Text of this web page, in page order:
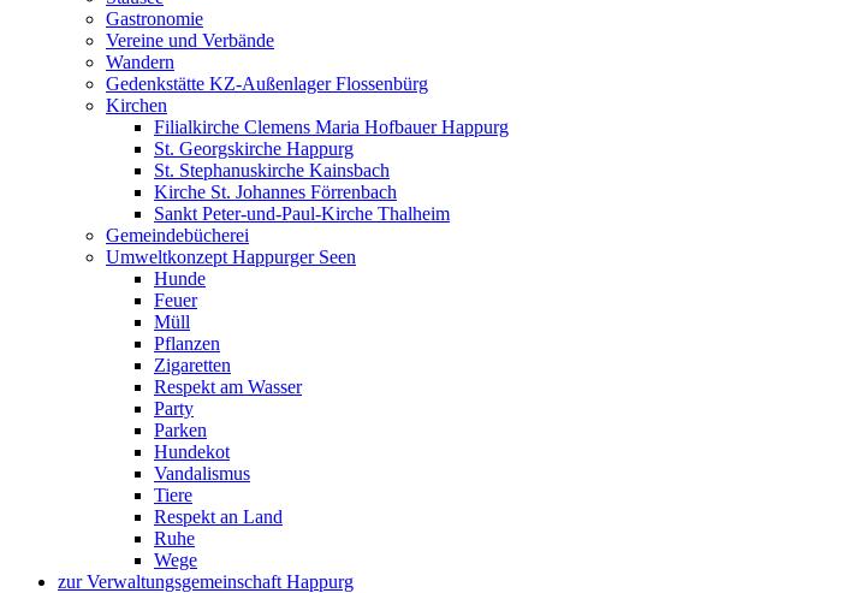
Gastronomie
Vereine und Verbände
Wandern
Gedenkstätte KZ-Außenlager Flossenbürg
Kirchen
Filialkirche Clemens Maria Hofbauer Happurg
St. Georgskirche Happurg
St. Stephanuskirche Kainsbach
Kirche St. Johannes Förrenbach
Sankt Peter-und-Paul-Kirche Thalheim
Gemeindebücherei
Umweltkonzept Happurger Seen
Hunde
Feuer
Müll
Pflanzen
Zigaretten
Respekt am Wasser
Party
Parken
Hundekot
Vandalismus
Tiere
Respekt an Land
Ruhe
Wege
zur Verwaltungsgemeinschaft Happurg